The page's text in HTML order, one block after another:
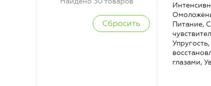
Питание,
глазами,